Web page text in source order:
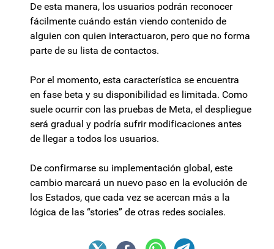
De esta manera, los usuarios podrán reconocer
fácilmente cuándo están viendo contenido de
alguien con quien interactuaron, pero que no forma
parte de su lista de contactos.
Por el momento, esta característica se encuentra
en fase beta y su disponibilidad es limitada. Como
suele ocurrir con las pruebas de Meta, el despliegue
será gradual y podría sufrir modificaciones antes
de llegar a todos los usuarios.
De confirmarse su implementación global, este
cambio marcará un nuevo paso en la evolución de
los Estados, que cada vez se acercan más a la
lógica de las “stories” de otras redes sociales.